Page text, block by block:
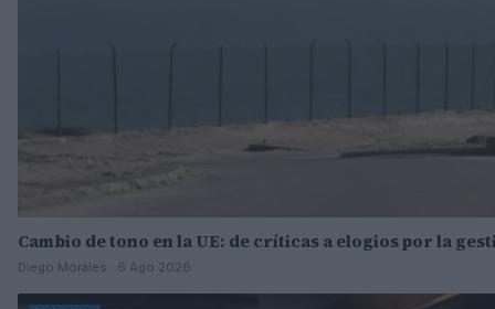
Cambio de tono en la UE: de críticas a elogios por la
Diego Morales · 6 Ago 2026